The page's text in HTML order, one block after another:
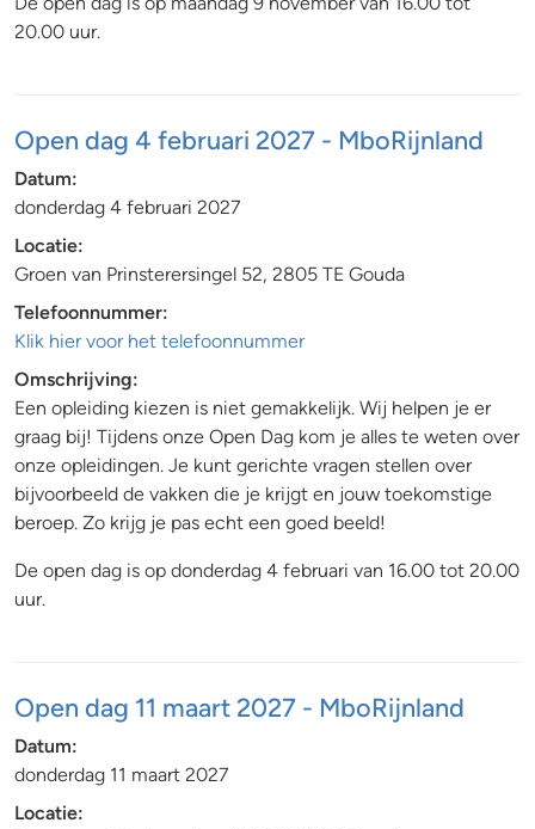
20.00 uur.
Open dag 4 februari 2027 - MboRijnland
Datum:
donderdag 4 februari 2027
Locatie:
Groen van Prinsterersingel 52, 2805 TE Gouda
Telefoonnummer:
Klik hier voor het telefoonnummer
Omschrijving:
Een opleiding kiezen is niet gemakkelijk. Wij helpen je er
graag bij! Tijdens onze Open Dag kom je alles te weten over
onze opleidingen. Je kunt gerichte vragen stellen over
bijvoorbeeld de vakken die je krijgt en jouw toekomstige
beroep. Zo krijg je pas echt een goed beeld!
De open dag is op donderdag 4 februari van 16.00 tot 20.00
uur.
Open dag 11 maart 2027 - MboRijnland
Datum:
donderdag 11 maart 2027
Locatie: